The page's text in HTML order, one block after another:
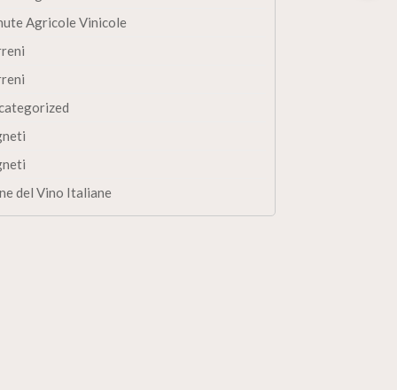
Agricole Vinicole
del Vino Italiane